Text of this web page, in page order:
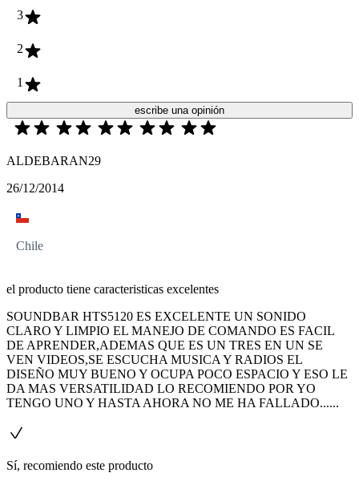
3
2
1
escribe una opinión
ALDEBARAN29
26/12/2014
Chile
el producto tiene caracteristicas excelentes
SOUNDBAR HTS5120 ES EXCELENTE UN SONIDO
CLARO Y LIMPIO EL MANEJO DE COMANDO ES FACIL
DE APRENDER,ADEMAS QUE ES UN TRES EN UN SE
VEN VIDEOS,SE ESCUCHA MUSICA Y RADIOS EL
DISEÑO MUY BUENO Y OCUPA POCO ESPACIO Y ESO LE
DA MAS VERSATILIDAD LO RECOMIENDO POR YO
TENGO UNO Y HASTA AHORA NO ME HA FALLADO......
Sí, recomiendo este producto